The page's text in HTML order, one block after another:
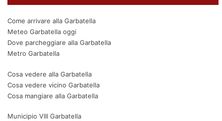
Come arrivare alla Garbatella
Meteo Garbatella oggi
Dove parcheggiare alla Garbatella
Metro Garbatella
Cosa vedere alla Garbatella
Cosa vedere vicino Garbatella
Cosa mangiare alla Garbatella
Municipio VIII Garbatella